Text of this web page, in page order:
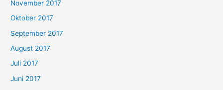
November 2017
Oktober 2017
September 2017
August 2017
Juli 2017
Juni 2017